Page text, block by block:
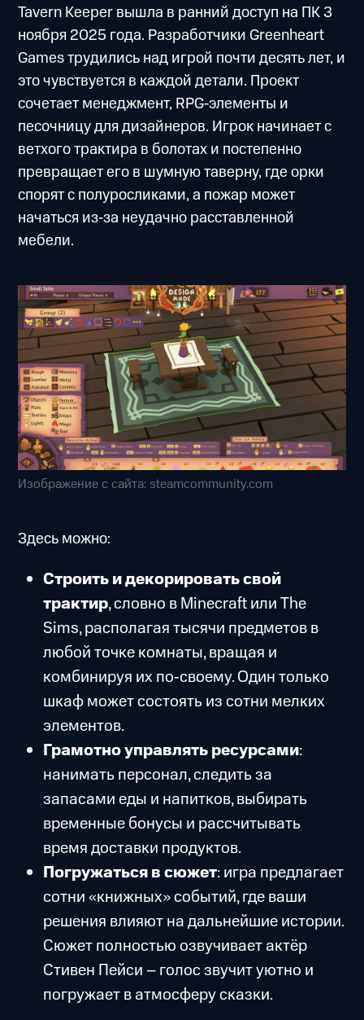
Tavern Keeper вышла в ранний доступ на ПК 3
ноября 2025 года. Разработчики Greenheart
Games трудились над игрой почти десять лет, и
это чувствуется в каждой детали. Проект
сочетает менеджмент, RPG‑элементы и
песочницу для дизайнеров. Игрок начинает с
ветхого трактира в болотах и постепенно
превращает его в шумную таверну, где орки
спорят с полуросликами, а пожар может
начаться из‑за неудачно расставленной
мебели.
Изображение с сайта: steamcommunity.com
Здесь можно:
Строить и декорировать свой
трактир, словно в Minecraft или The
Sims, располагая тысячи предметов в
любой точке комнаты, вращая и
комбинируя их по‑своему. Один только
шкаф может состоять из сотни мелких
элементов.
Грамотно управлять ресурсами:
нанимать персонал, следить за
запасами еды и напитков, выбирать
временные бонусы и рассчитывать
время доставки продуктов.
Погружаться в сюжет: игра предлагает
сотни «книжных» событий, где ваши
решения влияют на дальнейшие истории.
Сюжет полностью озвучивает актёр
Стивен Пейси – голос звучит уютно и
погружает в атмосферу сказки.